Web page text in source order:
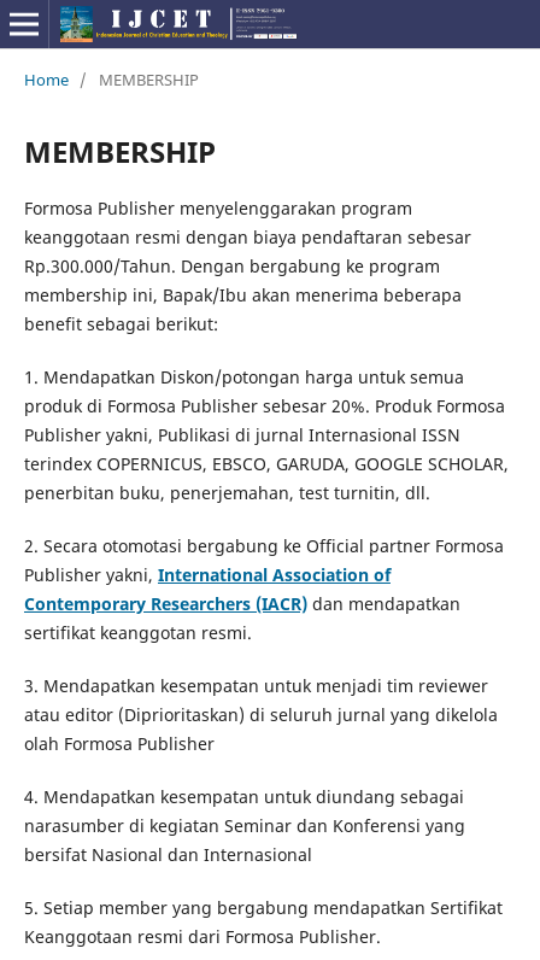
Home / MEMBERSHIP
MEMBERSHIP
Formosa Publisher menyelenggarakan program
keanggotaan resmi dengan biaya pendaftaran sebesar
Rp.300.000/Tahun. Dengan bergabung ke program
membership ini, Bapak/Ibu akan menerima beberapa
benefit sebagai berikut:
1. Mendapatkan Diskon/potongan harga untuk semua
produk di Formosa Publisher sebesar 20%. Produk Formosa
Publisher yakni, Publikasi di jurnal Internasional ISSN
terindex COPERNICUS, EBSCO, GARUDA, GOOGLE SCHOLAR,
penerbitan buku, penerjemahan, test turnitin, dll.
2. Secara otomotasi bergabung ke Official partner Formosa
Publisher yakni, International Association of
Contemporary Researchers (IACR)dan mendapatkan
sertifikat keanggotan resmi.
3. Mendapatkan kesempatan untuk menjadi tim reviewer
atau editor (Diprioritaskan) di seluruh jurnal yang dikelola
olah Formosa Publisher
4. Mendapatkan kesempatan untuk diundang sebagai
narasumber di kegiatan Seminar dan Konferensi yang
bersifat Nasional dan Internasional
5. Setiap member yang bergabung mendapatkan Sertifikat
Keanggotaan resmi dari Formosa Publisher.